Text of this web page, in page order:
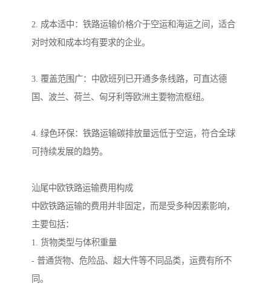
2. 成本适中：铁路运输价格介于空运和海运之间，适合
对时效和成本均有要求的企业。
3. 覆盖范围广：中欧班列已开通多条线路，可直达德
国、波兰、荷兰、匈牙利等欧洲主要物流枢纽。
4. 绿色环保：铁路运输碳排放量远低于空运，符合全球
可持续发展的趋势。
汕尾中欧铁路运输费用构成
中欧铁路运输的费用并非固定，而是受多种因素影响，
主要包括：
1. 货物类型与体积重量
- 普通货物、危险品、超大件等不同品类，运费有所不
同。